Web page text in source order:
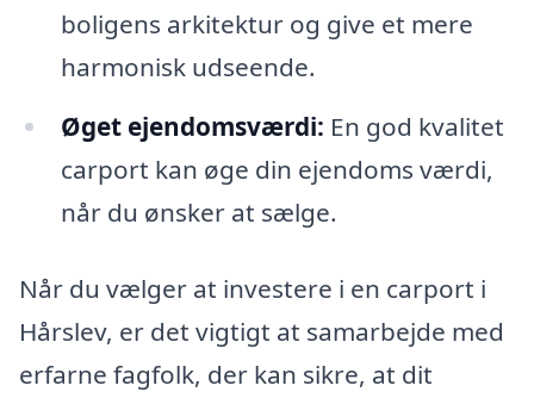
boligens arkitektur og give et mere
harmonisk udseende.
Øget ejendomsværdi: En god kvalitet
carport kan øge din ejendoms værdi,
når du ønsker at sælge.
Når du vælger at investere i en carport i
Hårslev, er det vigtigt at samarbejde med
erfarne fagfolk, der kan sikre, at dit